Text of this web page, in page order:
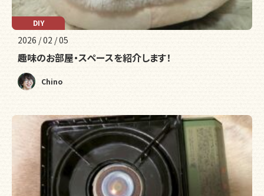
DIY
2026 / 02 / 05
趣味のお部屋・スペースを紹介します！
Chino